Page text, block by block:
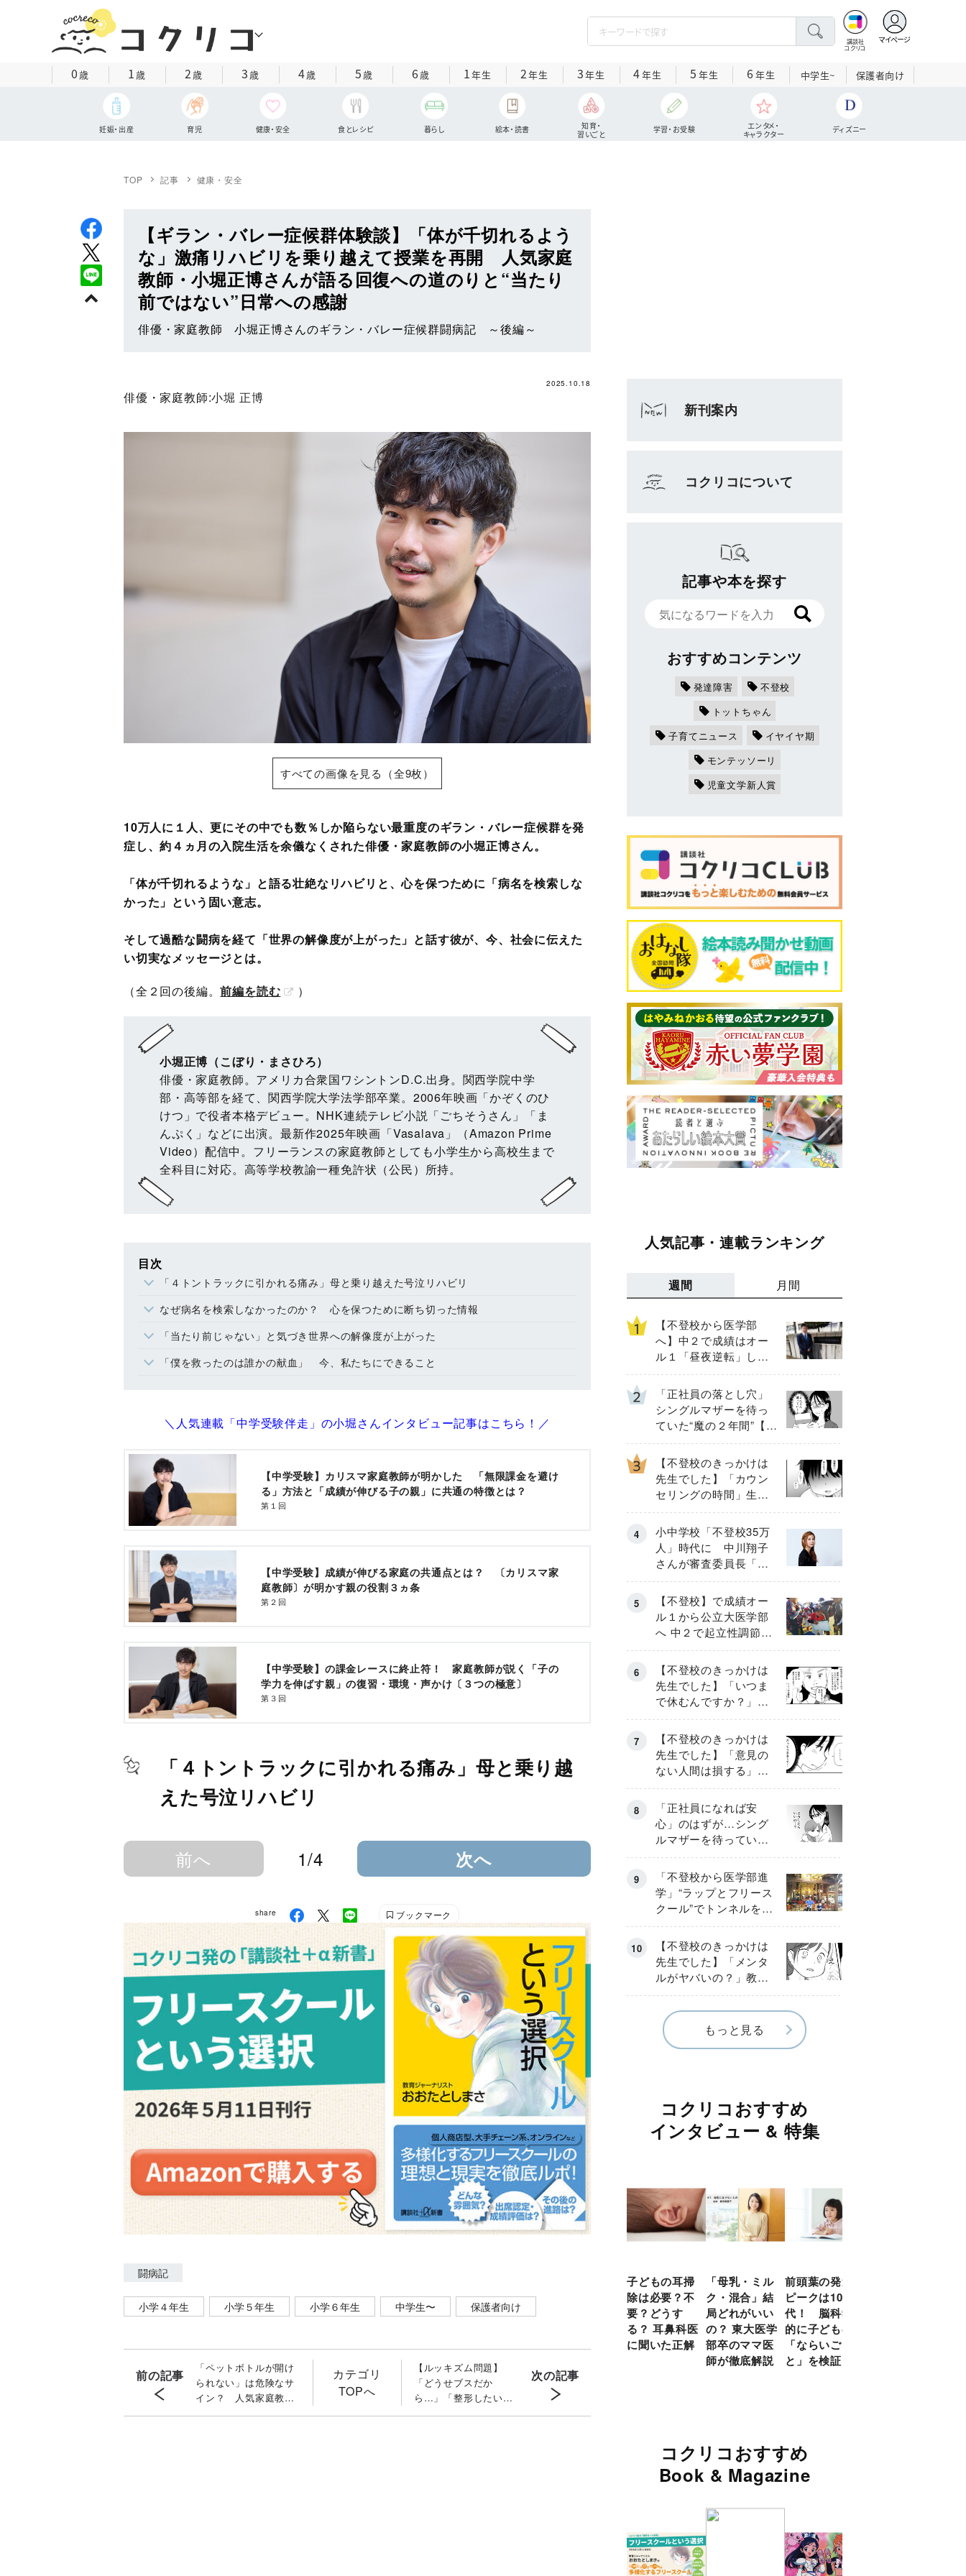
講談社
コクリコ
マイページ
0歳 1歳 2歳 3歳 4歳 5歳 6歳 1年生 2年生 3年生 4年生 5 年生 6 年生 中学生~ 保護者向け
妊娠・出産 育児 健康・安全 食とレシピ 暮らし 絵本・読書
知育・
習いごと
学習・お受験
エンタメ・
キャラクター
ディズニー
TOP 記事 健康・安全
【ギラン・バレー症候群体験談】「体が千切れるよう
な」激痛リハビリを乗り越えて授業を再開 人気家庭
教師・小堀正博さんが語る回復への道のりと“当たり
前ではない”日常への感謝
俳優・家庭教師 小堀正博さんのギラン・バレー症候群闘病記 ～後編～
2025.10.18
俳優・家庭教師:小堀 正博
すべての画像を見る（全9枚）
10万人に１人、更にその中でも数％しか陥らない最重度のギラン・バレー症候群を発
症し、約４ヵ月の入院生活を余儀なくされた俳優・家庭教師の小堀正博さん。
「体が千切れるような」と語る壮絶なリハビリと、心を保つために「病名を検索しな
かった」という固い意志。
そして過酷な闘病を経て「世界の解像度が上がった」と話す彼が、今、社会に伝えた
い切実なメッセージとは。
（全２回の後編。前編を読む ）
小堀正博（こぼり・まさひろ）
俳優・家庭教師。アメリカ合衆国ワシントンD.C.出身。関西学院中学
部・高等部を経て、関西学院大学法学部卒業。2006年映画「かぞくのひ
けつ」で役者本格デビュー。NHK連続テレビ小説「ごちそうさん」「ま
んぷく」などに出演。最新作2025年映画「Vasalava」（Amazon Prime
Video）配信中。フリーランスの家庭教師としても小学生から高校生まで
全科目に対応。高等学校教諭一種免許状（公民）所持。
目次
「４トントラックに引かれる痛み」母と乗り越えた号泣リハビリ
なぜ病名を検索しなかったのか？ 心を保つために断ち切った情報
「当たり前じゃない」と気づき世界への解像度が上がった
「僕を救ったのは誰かの献血」 今、私たちにできること
＼人気連載「中学受験伴走」の小堀さんインタビュー記事はこちら！／
【中学受験】カリスマ家庭教師が明かした 「無限課金を避け
る」方法と「成績が伸びる子の親」に共通の特徴とは？
第１回
【中学受験】成績が伸びる家庭の共通点とは？ 〔カリスマ家
庭教師〕が明かす親の役割３ヵ条
第２回
【中学受験】の課金レースに終止符！ 家庭教師が説く「子の
学力を伸ばす親」の復習・環境・声かけ〔３つの極意〕
第３回
「４トントラックに引かれる痛み」母と乗り越
えた号泣リハビリ
前へ 1/4 次へ
share ブックマーク
闘病記
小学４年生 小学５年生 小学６年生 中学生〜 保護者向け
前の記事
「ペットボトルが開け
られない」は危険なサ
イン？ 人気家庭教師
を襲った難病ギラン・
カテゴリ
TOPへ
【ルッキズム問題】
「どうせブスだか
ら…」「整形したい」
と悩む我が子 親の答
次の記事
新刊案内
コクリコについて
記事や本を探す
おすすめコンテンツ
発達障害
不登校
トットちゃん
子育てニュース
イヤイヤ期
モンテッソーリ
児童文学新人賞
人気記事・連載ランキング
週間 月間
【不登校から医学部
へ】中２で成績はオー
ル１「昼夜逆転」した
わが子を”夜遊び”に連れ
出した母の気づき
「正社員の落とし穴」
シングルマザーを待っ
ていた“魔の２年間”【後
編】
【不登校のきっかけは
先生でした】「カウン
セリングの時間」生徒
の情報をバラしたの
は…《第２話》
小中学校「不登校35万
人」時代に 中川翔子
さんが審査委員長「不
登校生動画甲子園
2026」が開催
【不登校】で成績オー
ル１から公立大医学部
へ 中２で起立性調節障
害「治るまで３年」の
診断 そのとき母は
【不登校のきっかけは
先生でした】「いつま
で休むんですか？」追
い詰められる母と息子
《第６話》
【不登校のきっかけは
先生でした】「意見の
ない人間は損する」担
任の一言が苦しみに…
《第１話》
「正社員になれば安
心」のはずが…シング
ルマザーを待ってい
た“魔の２年間”【前編】
「不登校から医学部進
学」“ラップとフリース
クール”でトンネルを脱
して高校受験へ〔元野
球少年の実話〕
【不登校のきっかけは
先生でした】「メンタ
ルがヤバいの？」教室
で始まった悪ふざけ
《第３話》
もっと見る
コクリコおすすめ
インタビュー & 特集
子どもの耳掃
除は必要？不
要？どうす
る？ 耳鼻科医
に聞いた正解
「母乳・ミル
ク・混合」結
局どれがいい
の？ 東大医学
部卒のママ医
師が徹底解説
前頭葉の発達
ピークは10
代！ 脳科学
的に子どもの
「ならいご
と」を検証
コクリコおすすめ
Book & Magazine